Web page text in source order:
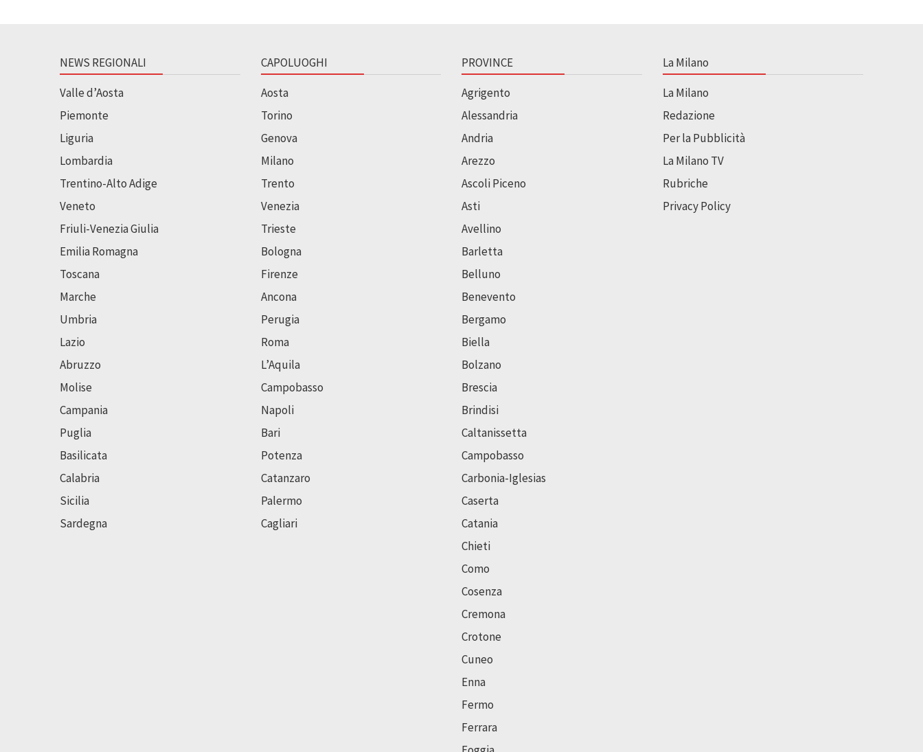
NEWS REGIONALI
Valle d’Aosta
Piemonte
Liguria
Lombardia
Trentino-Alto Adige
Veneto
Friuli-Venezia Giulia
Emilia Romagna
Toscana
Marche
Umbria
Lazio
Abruzzo
Molise
Campania
Puglia
Basilicata
Calabria
Sicilia
Sardegna
CAPOLUOGHI
Aosta
Torino
Genova
Milano
Trento
Venezia
Trieste
Bologna
Firenze
Ancona
Perugia
Roma
L’Aquila
Campobasso
Napoli
Bari
Potenza
Catanzaro
Palermo
Cagliari
PROVINCE
Agrigento
Alessandria
Andria
Arezzo
Ascoli Piceno
Asti
Avellino
Barletta
Belluno
Benevento
Bergamo
Biella
Bolzano
Brescia
Brindisi
Caltanissetta
Campobasso
Carbonia-Iglesias
Caserta
Catania
Chieti
Como
Cosenza
Cremona
Crotone
Cuneo
Enna
Fermo
Ferrara
La Milano
La Milano
Redazione
Per la Pubblicità
La Milano TV
Rubriche
Privacy Policy